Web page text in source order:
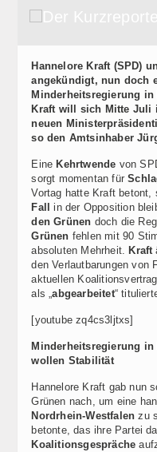
Hannelore Kraft (SPD)
angekündigt, nun doch
Minderheitsregierung
Kraft will sich Mitte Juli
neuen
so den Amtsinhaber
Eine Kehrtwende von
sorgt momentan für
Vortag hatte Kraft betont,
Fallin der Opposition
den Grünen doch die
Grünen fehlen mit 90
absoluten Mehrheit. Kraft
den Verlautbarungen von
aktuellen
als „abgearbeitet“
[youtube zq4cs3ljtxs]
Minderheitsregierung in
wollen Stabilität
Hannelore Kraft gab nun
Grünen nach, um eine
Nordrhein-Westfalenzu
betonte, das ihre Partei
Koalitionsgespräche